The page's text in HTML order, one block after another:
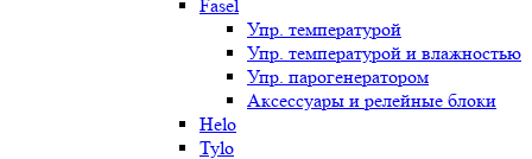
Fasel
Упр. температурой
Упр. температурой и влажностью
Упр. парогенератором
Аксессуары и релейные блоки
Helo
Tylo